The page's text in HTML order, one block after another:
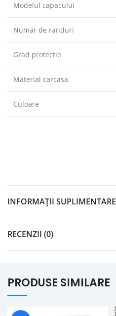
Modelul capacului
Numar de randuri
Grad protectie
Material carcasa
Culoare
INFORMAȚII SUPLIMENTARE
RECENZII (0)
PRODUSE SIMILARE